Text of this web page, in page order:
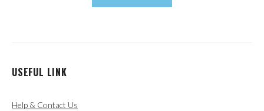
USEFUL LINK
Help & Contact Us